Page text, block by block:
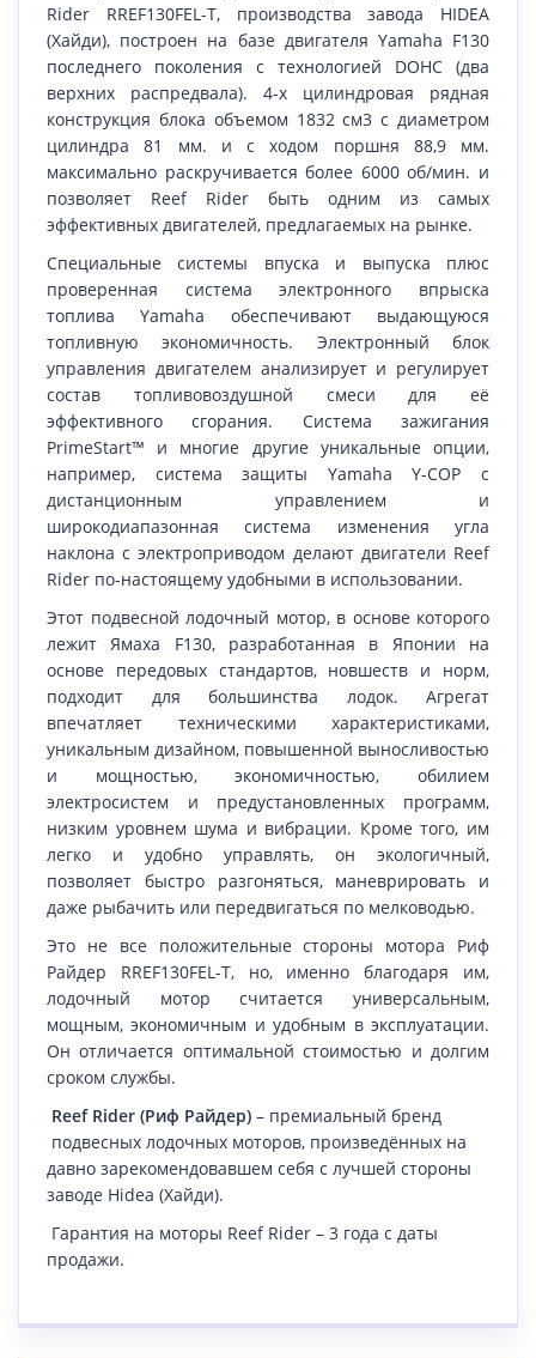
Rider RREF130FEL-T, производства завода HIDEA
(Хайди), построен на базе двигателя Yamaha F130
последнего поколения с технологией DOHC (два
верхних распредвала). 4-х цилиндровая рядная
конструкция блока объемом 1832 см3 с диаметром
цилиндра 81 мм. и с ходом поршня 88,9 мм.
максимально раскручивается более 6000 об/мин. и
позволяет Reef Rider быть одним из самых
эффективных двигателей, предлагаемых на рынке.
Специальные системы впуска и выпуска плюс
проверенная система электронного впрыска
топлива Yamaha обеспечивают выдающуюся
топливную экономичность. Электронный блок
управления двигателем анализирует и регулирует
состав топливовоздушной смеси для её
эффективного сгорания. Система зажигания
PrimeStart™ и многие другие уникальные опции,
например, система защиты Yamaha Y-COP с
дистанционным управлением и
широкодиапазонная система изменения угла
наклона с электроприводом делают двигатели Reef
Rider по-настоящему удобными в использовании.
Этот подвесной лодочный мотор, в основе которого
лежит Ямаха F130, разработанная в Японии на
основе передовых стандартов, новшеств и норм,
подходит для большинства лодок. Агрегат
впечатляет техническими характеристиками,
уникальным дизайном, повышенной выносливостью
и мощностью, экономичностью, обилием
электросистем и предустановленных программ,
низким уровнем шума и вибрации. Кроме того, им
легко и удобно управлять, он экологичный,
позволяет быстро разгоняться, маневрировать и
даже рыбачить или передвигаться по мелководью.
Это не все положительные стороны мотора Риф
Райдер RREF130FEL-T, но, именно благодаря им,
лодочный мотор считается универсальным,
мощным, экономичным и удобным в эксплуатации.
Он отличается оптимальной стоимостью и долгим
сроком службы.
Reef Rider (Риф Райдер) – премиальный бренд
подвесных лодочных моторов, произведённых на
давно зарекомендовавшем себя с лучшей стороны
заводе Hidea (Хайди).
Гарантия на моторы Reef Rider – 3 года с даты
продажи.